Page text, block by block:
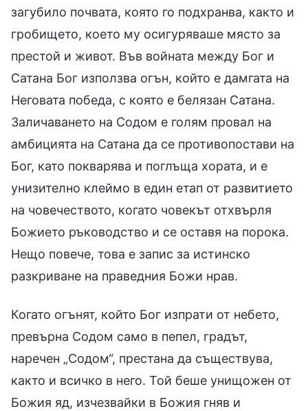
загубило почвата, която го подхранва, както и
гробището, което му осигуряваше място за
престой и живот. Във войната между Бог и
Сатана Бог използва огън, който е дамгата на
Неговата победа, с която е белязан Сатана.
Заличаването на Содом е голям провал на
амбицията на Сатана да се противопостави на
Бог, като покварява и поглъща хората, и е
унизително клеймо в един етап от развитието
на човечеството, когато човекът отхвърля
Божието ръководство и се оставя на порока.
Нещо повече, това е запис за истинско
разкриване на праведния Божи нрав.
Когато огънят, който Бог изпрати от небето,
превърна Содом само в пепел, градът,
наречен „Содом“, престана да съществува,
както и всичко в него. Той беше унищожен от
Божия яд, изчезвайки в Божия гняв и